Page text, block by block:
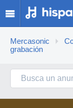
Mercasonic
grabación